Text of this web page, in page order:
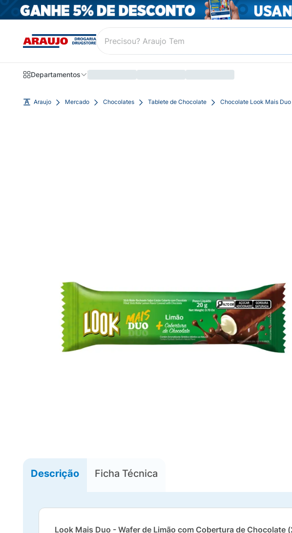
Departamentos
Araujo Mercado Chocolates Tablete de Chocolate Chocolate Look Mais
Descrição Ficha Técnica
Look Mais Duo - Wafer de Limão com Cobertura de Chocolate